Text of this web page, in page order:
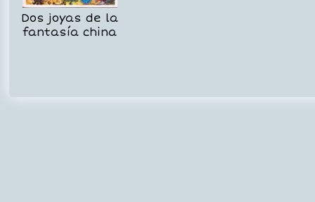
Dos joyas de la
fantasía china